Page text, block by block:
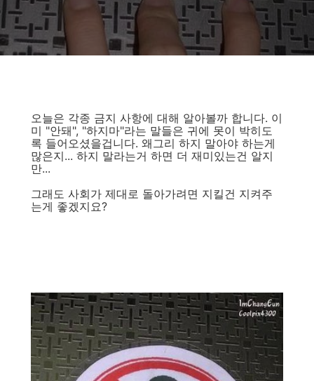
오늘은 각종 금지 사항에 대해 알아볼까 합니다. 이
미 "안돼", "하지마"라는 말들은 귀에 못이 박히도
록 들어오셨을겁니다. 왜그리 하지 말아야 하는게
많은지... 하지 말라는거 하면 더 재미있는건 알지
만...
그래도 사회가 제대로 돌아가려면 지킬건 지켜주
는게 좋겠지요?